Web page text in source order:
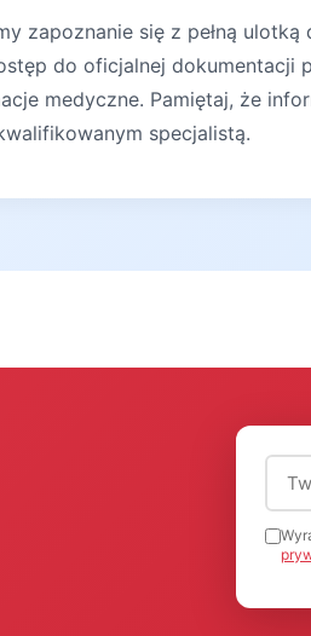
zapoznanie się z pełną
do oficjalnej
medyczne. Pamiętaj, że
specjalistą.